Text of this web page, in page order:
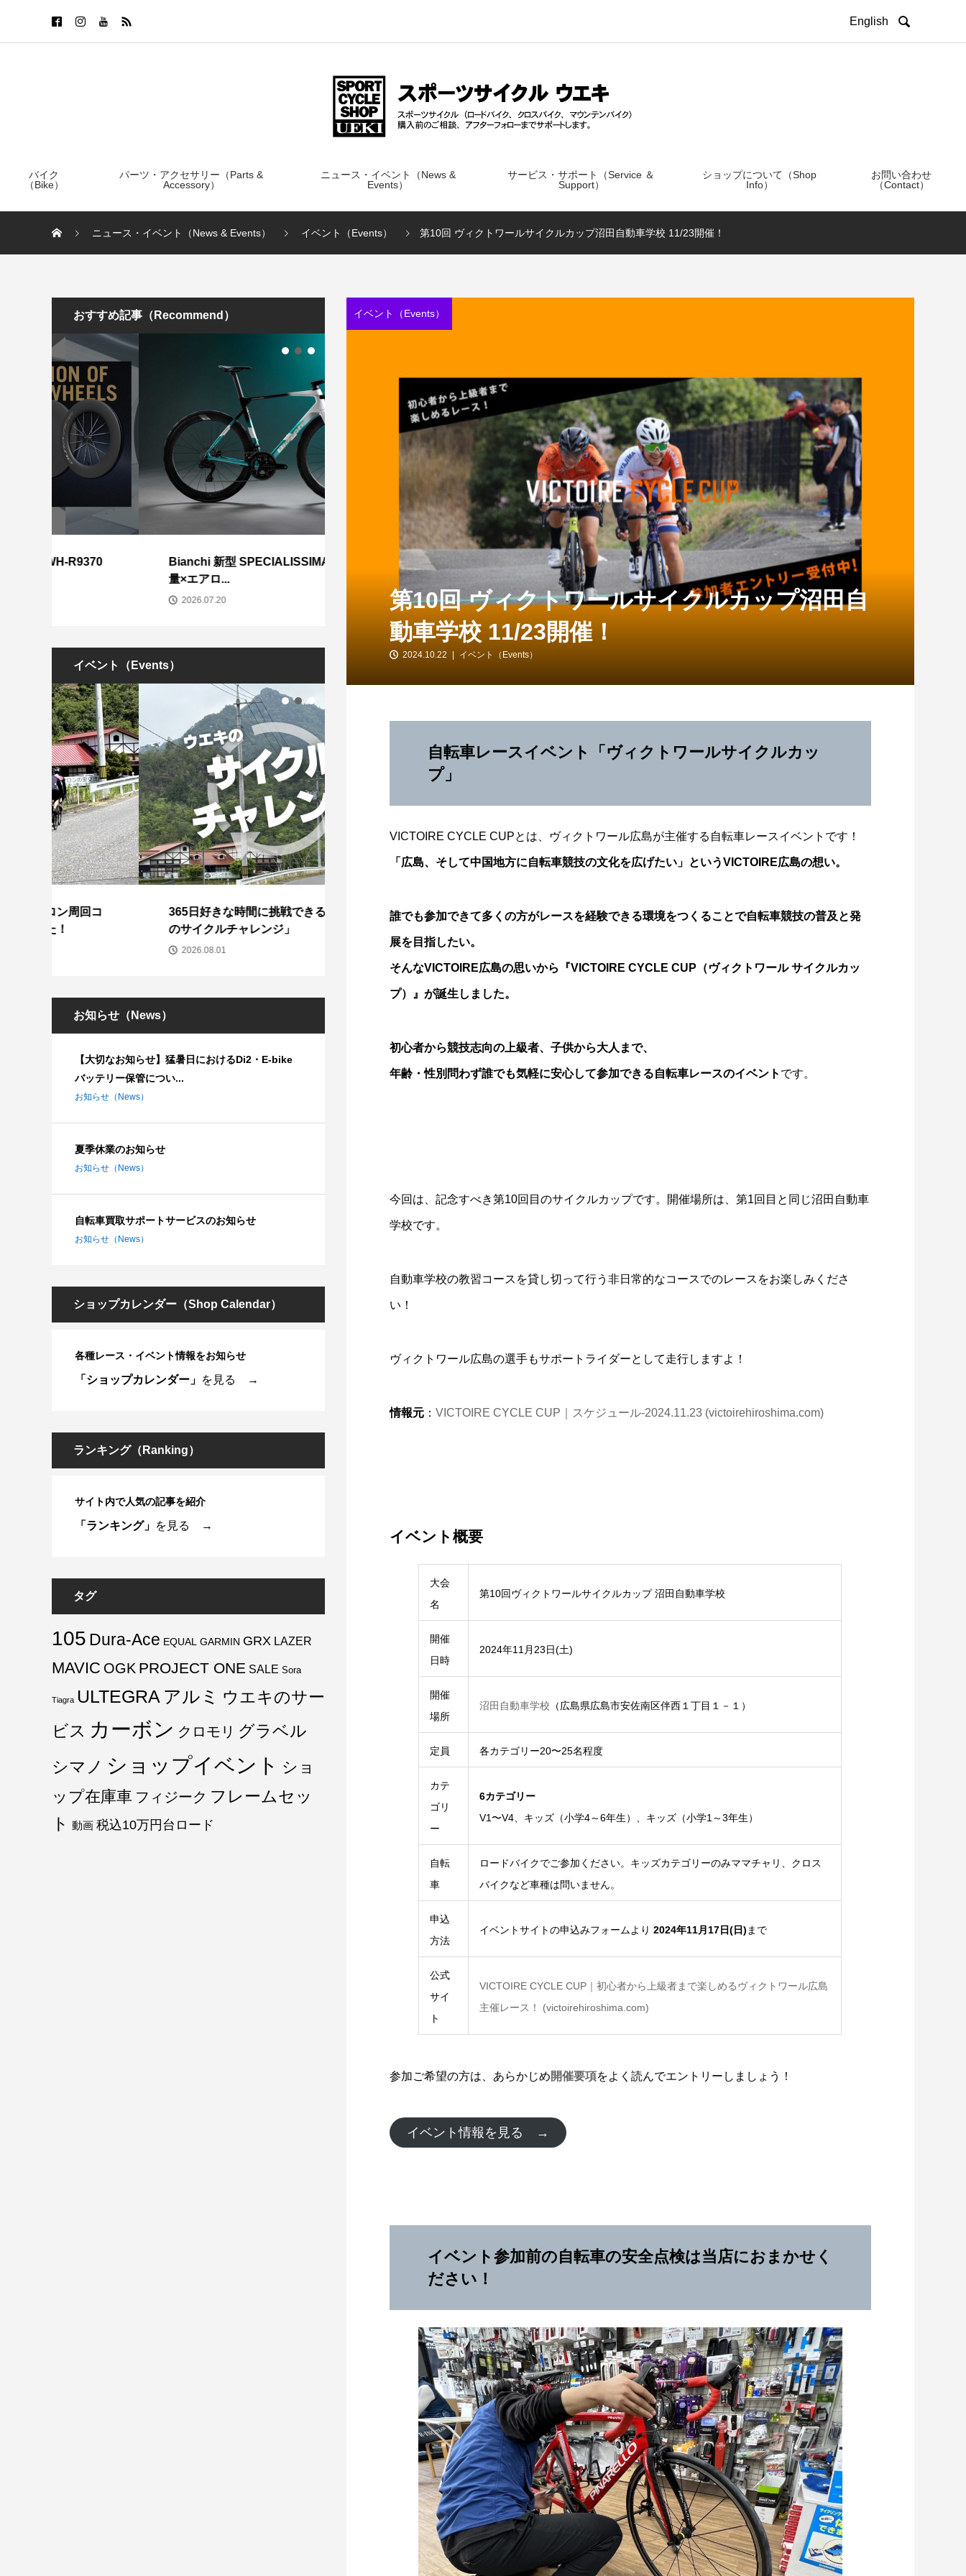
English 
バイク
（Bike）
パーツ・アクセサリー（Parts &
Accessory）
ニュース・イベント（News &
Events）
サービス・サポート（Service ＆
Support）
ショップについて（Shop
Info）
お問い合わせ
（Contact）
PINARELLO DOGMA F｜
INEOS GR...
CANNONDALE TOPSTONE 2
TREK Checkpoint SL 5
フレームをフェニックスコーテ
ィングしてみました！
CARRERA ER-01 105完成車
（キャリパー...
SPECIALIZED シューズ S-
WORKS 7...
GIANT 2024モデル 先行発表！
ニュース・イベント（News & Events） イベント（Events） 第10回 ヴィクトワールサイクルカップ沼田自動車学校 11/23開催！
イベント（Events）
第10回 ヴィクトワールサイクルカップ沼田自
動車学校 11/23開催！
2024.10.22 イベント（Events）
自転車レースイベント「ヴィクトワールサイクルカッ
プ」
VICTOIRE CYCLE CUPとは、ヴィクトワール広島が主催する自転車レースイベントです！
「広島、そして中国地方に自転車競技の文化を広げたい」というVICTOIRE広島の想い。
誰でも参加できて多くの方がレースを経験できる環境をつくることで自転車競技の普及と発
展を目指したい。
そんなVICTOIRE広島の思いから『VICTOIRE CYCLE CUP（ヴィクトワール サイクルカッ
プ）』が誕生しました。
初心者から競技志向の上級者、子供から大人まで、
年齢・性別問わず誰でも気軽に安心して参加できる自転車レースのイベント です。
今回は、記念すべき第10回目のサイクルカップです。開催場所は、第1回目と同じ沼田自動車
学校です。
自動車学校の教習コースを貸し切って行う非日常的なコースでのレースをお楽しみくださ
い！
ヴィクトワール広島の選手もサポートライダーとして走行しますよ！
情報元 ：VICTOIRE CYCLE CUP｜スケジュール‐2024.11.23 (victoirehiroshima.com)
イベント概要
大会
名
第10回ヴィクトワールサイクルカップ 沼田自動車学校
開催
日時
2024年11月23日(土)
開催
場所
沼田自動車学校 （広島県広島市安佐南区伴西１丁目１－１）
定員 各カテゴリー20〜25名程度
カテ
ゴリ
ー
6カテゴリー
V1〜V4、キッズ（小学4～6年生）、キッズ（小学1～3年生）
自転
車
ロードバイクでご参加ください。キッズカテゴリーのみママチャリ、クロス
バイクなど車種は問いません。
申込
方法
イベントサイトの申込みフォームより2024年11月17日(日) まで
公式
サイ
ト
VICTOIRE CYCLE CUP｜初心者から上級者まで楽しめるヴィクトワール広島
主催レース！ (victoirehiroshima.com)
参加ご希望の方は、あらかじめ開催要項をよく読んでエントリーしましょう！
イベント情報を見る →
イベント参加前の自転車の安全点検は当店におまかせく
ださい！
おすすめ記事（Recommend）
Bianchi 新型 SPECIALISSIMA 発表｜軽
ORBEA 新型 Orca Aero 発表｜“Aero
360°”で...
2026.07.03
新型 SHIMANO DURA-ACE WH-R9370
ホイール発...
2026.07.31
イベント（Events）
365日好きな時間に挑戦できる「ウエキ
のサイクルチャレンジ」
「第13回 安芸灘とびしま海道オレンジラ
2026.07.30
【ゆるめライド】大竹市「マロン周回コ
お知らせ（News）
【大切なお知らせ】猛暑日におけるDi2・E-bike
バッテリー保管につい...
お知らせ（News）
夏季休業のお知らせ
お知らせ（News）
自転車買取サポートサービスのお知らせ
お知らせ（News）
ショップカレンダー（Shop Calendar）
各種レース・イベント情報をお知らせ
「ショップカレンダー」 を見る →
ランキング（Ranking）
サイト内で人気の記事を紹介
「ランキング」 を見る →
タグ
105 Dura-Ace EQUAL GARMIN GRX LAZER
MAVIC OGK PROJECT ONE SALE Sora
Tiagra ULTEGRA アルミ ウエキのサー
ビス カーボン クロモリ グラベル
シマノ ショップイベント ショ
ップ在庫車 フィジーク フレームセッ
ト
動画 税込10万円台ロード